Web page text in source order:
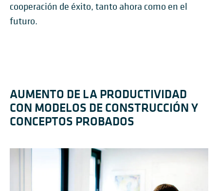
cooperación de éxito, tanto ahora como en el
futuro.
AUMENTO DE LA PRODUCTIVIDAD
CON MODELOS DE CONSTRUCCIÓN Y
CONCEPTOS PROBADOS